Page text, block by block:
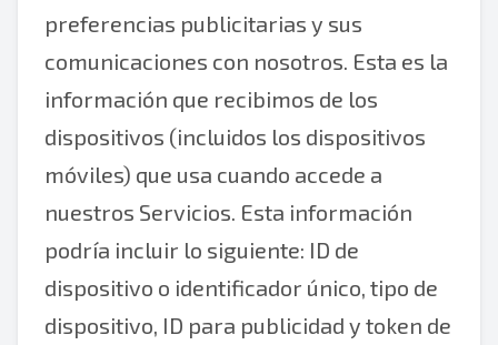
preferencias publicitarias y sus
comunicaciones con nosotros. Esta es la
información que recibimos de los
dispositivos (incluidos los dispositivos
móviles) que usa cuando accede a
nuestros Servicios. Esta información
podría incluir lo siguiente: ID de
dispositivo o identificador único, tipo de
dispositivo, ID para publicidad y token de